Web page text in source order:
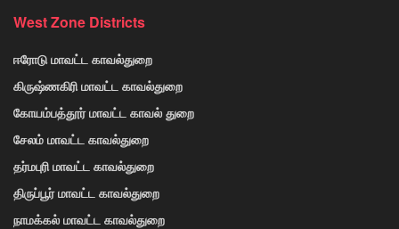
West Zone Districts
ஈரோடு மாவட்ட காவல்துறை
கிருஷ்ணகிரி மாவட்ட காவல்துறை
கோயம்பத்தூர் மாவட்ட காவல் துறை
சேலம் மாவட்ட காவல்துறை
தர்மபுரி மாவட்ட காவல்துறை
திருப்பூர் மாவட்ட காவல்துறை
நாமக்கல் மாவட்ட காவல்துறை